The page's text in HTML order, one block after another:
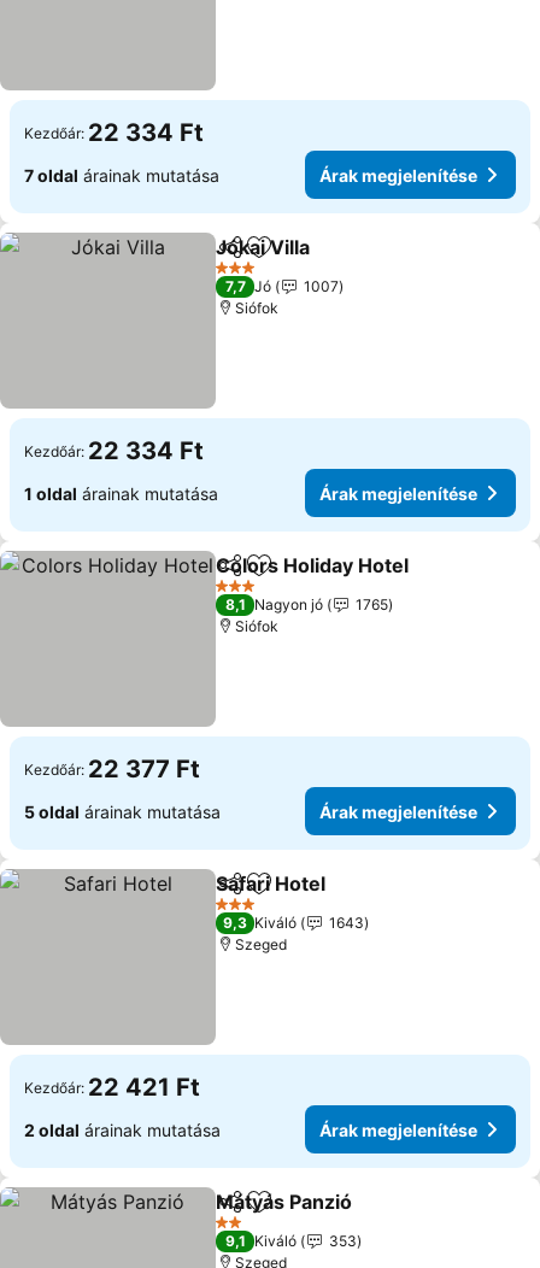
Kezdőár: 22 334 Ft
7 oldal árainak mutatása Árak megjelenítése
Megosztás
Hozzáadás a kedvencekhez
Jókai Villa
3 Kategória
7,7 Jó
1007
Siófok
Kezdőár: 22 334 Ft
1 oldal árainak mutatása Árak megjelenítése
Megosztás
Hozzáadás a kedvencekhez
Colors Holiday Hotel
3 Kategória
8,1 Nagyon jó
1765
Siófok
Kezdőár: 22 377 Ft
5 oldal árainak mutatása Árak megjelenítése
Megosztás
Hozzáadás a kedvencekhez
Safari Hotel
3 Kategória
9,3 Kiváló
1643
Szeged
Kezdőár: 22 421 Ft
2 oldal árainak mutatása Árak megjelenítése
Megosztás
Hozzáadás a kedvencekhez
Mátyás Panzió
2 Kategória
9,1 Kiváló
353
Szeged